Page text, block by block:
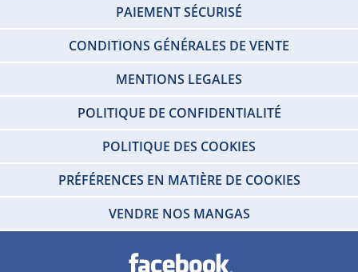
PAIEMENT SÉCURISÉ
CONDITIONS GÉNÉRALES DE VENTE
MENTIONS LEGALES
POLITIQUE DE CONFIDENTIALITÉ
POLITIQUE DES COOKIES
PRÉFÉRENCES EN MATIÈRE DE COOKIES
VENDRE NOS MANGAS